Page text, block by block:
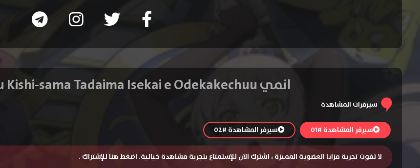
انمي Gaikotsu Kishi-sama Tadaima Isekai e Odekakechuu – الحلقة 1
سيرفرات المشاهدة
سيرفر المشاهدة #01 سيرفر المشاهدة #02
لا تفوت تجربة مزايا العضوية المميزة ، اشترك الان للإستمتاع بتجربة مشاهدة خيالية. اضغط هنا للإشتراك .